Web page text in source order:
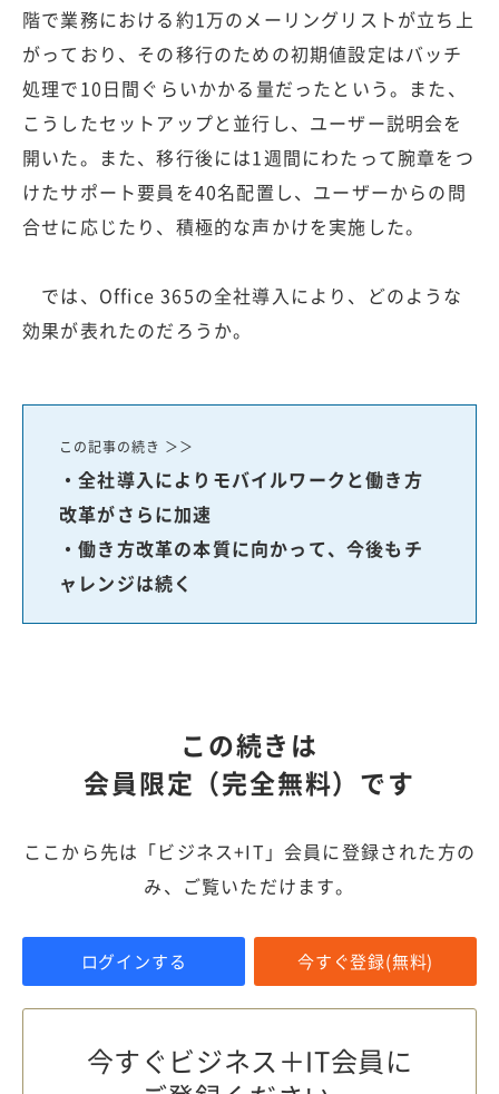
階で業務における約1万のメーリングリストが立ち上
がっており、その移行のための初期値設定はバッチ
処理で10日間ぐらいかかる量だったという。また、
こうしたセットアップと並行し、ユーザー説明会を
開いた。また、移行後には1週間にわたって腕章をつ
けたサポート要員を40名配置し、ユーザーからの問
合せに応じたり、積極的な声かけを実施した。
では、Office 365の全社導入により、どのような
効果が表れたのだろうか。
この記事の続き ＞＞
・全社導入によりモバイルワークと働き方
改革がさらに加速
・働き方改革の本質に向かって、今後もチ
ャレンジは続く
この続きは
会員限定（完全無料）です
ここから先は「ビジネス+IT」会員に登録された方の
み、ご覧いただけます。
ログインする 今すぐ登録(無料)
今すぐビジネス＋IT会員に